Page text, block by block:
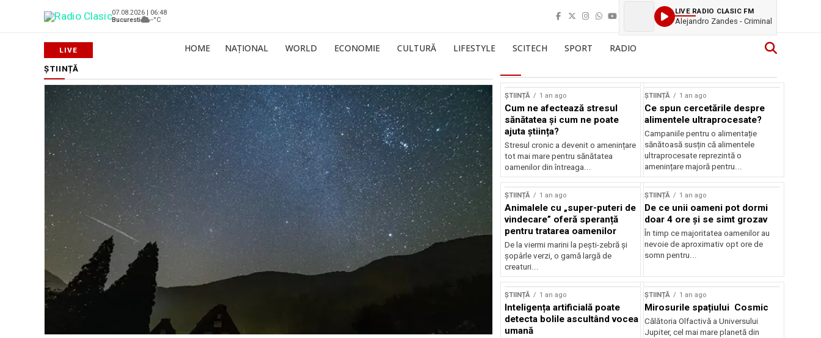
07.08.2026 | 06:48
Bucuresti
--°C
LIVE RADIO CLASIC FM
Alejandro Zandes - Criminal
HOME NAȚIONAL WORLD ECONOMIE CULTURĂ LIFESTYLE SCITECH SPORT RADIO
ȘTIINȚĂ
ȘTIINȚĂ 1 an ago
Cum ne afectează stresul
sănătatea și cum ne poate
ajuta știința?
Stresul cronic a devenit o amenințare
tot mai mare pentru sănătatea
oamenilor din întreaga...
ȘTIINȚĂ 1 an ago
Ce spun cercetările despre
alimentele ultraprocesate?
Campaniile pentru o alimentație
sănătoasă susțin că alimentele
ultraprocesate reprezintă o
amenințare majoră pentru...
ȘTIINȚĂ 1 an ago
Animalele cu „super-puteri de
vindecare” oferă speranță
pentru tratarea oamenilor
De la viermi marini la pești-zebră și
șopârle verzi, o gamă largă de
creaturi...
ȘTIINȚĂ 1 an ago
De ce unii oameni pot dormi
doar 4 ore și se simt grozav
În timp ce majoritatea oamenilor au
nevoie de aproximativ opt ore de
somn pentru...
ȘTIINȚĂ 1 an ago
Inteligența artificială poate
detecta bolile ascultând vocea
umană
ȘTIINȚĂ 1 an ago
Mirosurile spațiului Cosmic
Călătoria Olfactivă a Universului
Jupiter, cel mai mare planetă din